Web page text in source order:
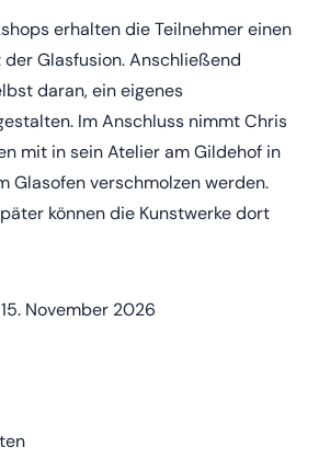
erhalten die Teilnehmer einen
Glasfusion. Anschließend
daran, ein eigenes
Im Anschluss nimmt Chris
mit in sein Atelier am Gildehof in
Glasofen verschmolzen werden.
können die Kunstwerke dort
November 2026